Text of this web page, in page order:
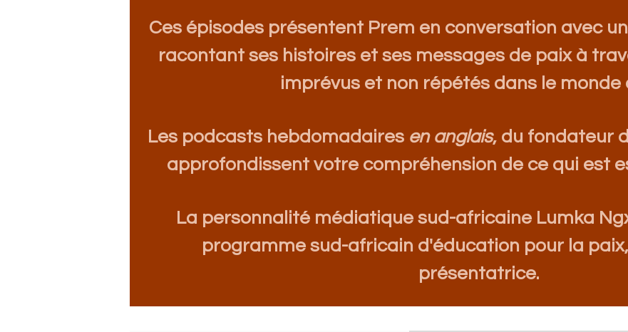
Ces épisodes présentent Prem en conversation avec
racontant ses histoires et ses messages de paix à
imprévus et non répétés dans le monde
Les podcasts hebdomadaires en anglais, du fondateur
approfondissent votre compréhension de ce qui est
La personnalité médiatique sud-africaine Lumka
programme sud-africain d'éducation pour la
présentatrice.